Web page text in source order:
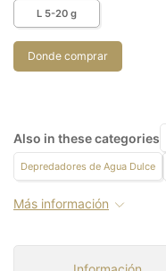
L 5-20 g
Donde comprar
Also in these categories
Depredadores de Agua Dulce
Más información